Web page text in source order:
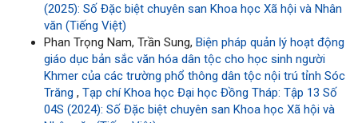
(2025): Số Đặc biệt chuyên san Khoa học Xã hội và Nhân
văn (Tiếng Việt)
Phan Trọng Nam, Trần Sung, Biện pháp quản lý hoạt động
giáo dục bản sắc văn hóa dân tộc cho học sinh người
Khmer của các trường phổ thông dân tộc nội trú tỉnh Sóc
Trăng , Tạp chí Khoa học Đại học Đồng Tháp: Tập 13 Số
04S (2024): Số Đặc biệt chuyên san Khoa học Xã hội và